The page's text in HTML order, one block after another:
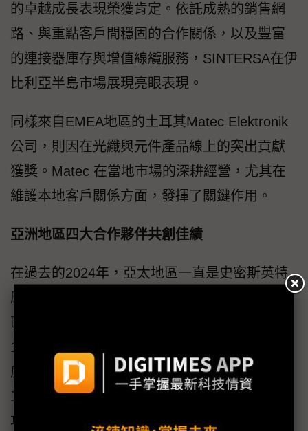
的卓越成長表現榮獲肯定。依託成熟的銷售網
路、與重點客戶間穩固的合作關係，以及豐富
的連接器庫存與增值線纜服務，SINTERSA在伊
比利亞半島市場展現亮眼表現。
同樣來自EMEA地區的土耳其Matec Elektronik
公司，則因在光纖與元件產品線上的突出貢獻
獲獎。Matec 在當地市場的深耕經營，尤其在
維護本地客戶關係方面，發揮了關鍵作用。
亞洲地區四大合作夥伴共創佳績
在過去的2024年，亞太地區一直是史密斯英特
康全球的成長引擎。作為代理商活動最活躍的
區域之一，亞洲2025年共有4家企業獲獎：
1. Sangdo Electronics（南韓）獲評「2024 年
度連接器業務成長傑出分銷商」，其在航太與
工業應用領域的 design-in 表現尤為亮眼，並成
功爭取多項新專案。2. HS4B（南韓）榮膺